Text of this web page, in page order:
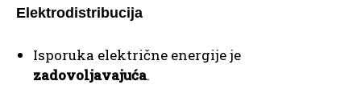
Elektrodistribucija
Isporuka električne energije je
zadovoljavajuća.